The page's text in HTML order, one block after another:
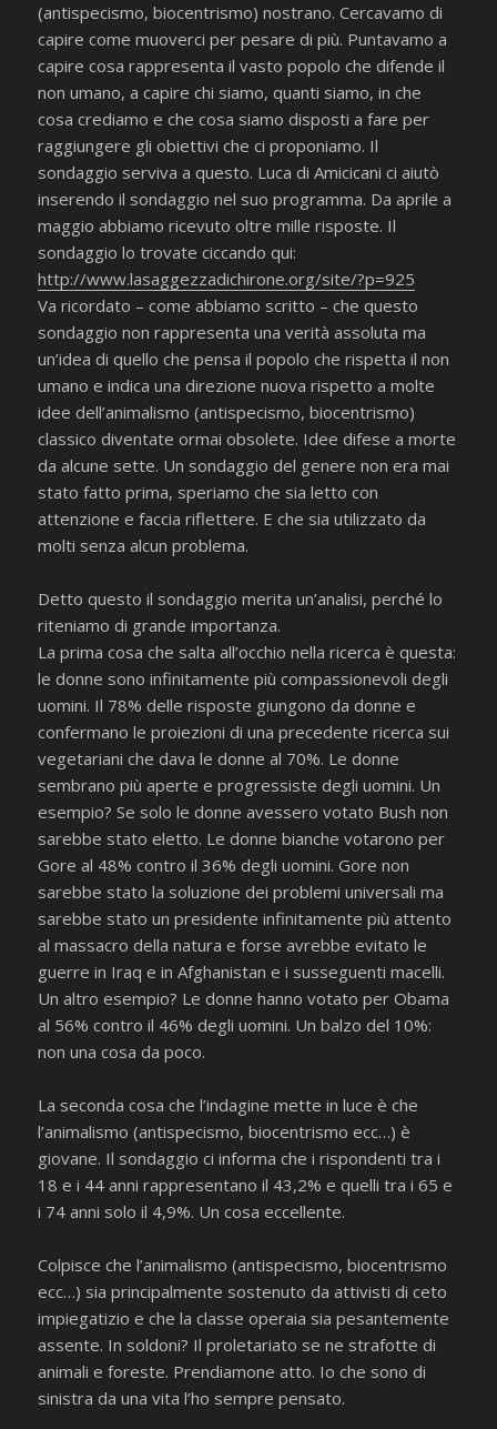
(antispecismo, biocentrismo) nostrano. Cercavamo di
capire come muoverci per pesare di più. Puntavamo a
capire cosa rappresenta il vasto popolo che difende il
non umano, a capire chi siamo, quanti siamo, in che
cosa crediamo e che cosa siamo disposti a fare per
raggiungere gli obiettivi che ci proponiamo. Il
sondaggio serviva a questo. Luca di Amicicani ci aiutò
inserendo il sondaggio nel suo programma. Da aprile a
maggio abbiamo ricevuto oltre mille risposte. Il
sondaggio lo trovate ciccando qui:
http://www.lasaggezzadichirone.org/site/?p=925
Va ricordato – come abbiamo scritto – che questo
sondaggio non rappresenta una verità assoluta ma
un’idea di quello che pensa il popolo che rispetta il non
umano e indica una direzione nuova rispetto a molte
idee dell’animalismo (antispecismo, biocentrismo)
classico diventate ormai obsolete. Idee difese a morte
da alcune sette. Un sondaggio del genere non era mai
stato fatto prima, speriamo che sia letto con
attenzione e faccia riflettere. E che sia utilizzato da
molti senza alcun problema.
Detto questo il sondaggio merita un’analisi, perché lo
riteniamo di grande importanza.
La prima cosa che salta all’occhio nella ricerca è questa:
le donne sono infinitamente più compassionevoli degli
uomini. Il 78% delle risposte giungono da donne e
confermano le proiezioni di una precedente ricerca sui
vegetariani che dava le donne al 70%. Le donne
sembrano più aperte e progressiste degli uomini. Un
esempio? Se solo le donne avessero votato Bush non
sarebbe stato eletto. Le donne bianche votarono per
Gore al 48% contro il 36% degli uomini. Gore non
sarebbe stato la soluzione dei problemi universali ma
sarebbe stato un presidente infinitamente più attento
al massacro della natura e forse avrebbe evitato le
guerre in Iraq e in Afghanistan e i susseguenti macelli.
Un altro esempio? Le donne hanno votato per Obama
al 56% contro il 46% degli uomini. Un balzo del 10%:
non una cosa da poco.
La seconda cosa che l’indagine mette in luce è che
l’animalismo (antispecismo, biocentrismo ecc…) è
giovane. Il sondaggio ci informa che i rispondenti tra i
18 e i 44 anni rappresentano il 43,2% e quelli tra i 65 e
i 74 anni solo il 4,9%. Un cosa eccellente.
Colpisce che l’animalismo (antispecismo, biocentrismo
ecc…) sia principalmente sostenuto da attivisti di ceto
impiegatizio e che la classe operaia sia pesantemente
assente. In soldoni? Il proletariato se ne strafotte di
animali e foreste. Prendiamone atto. Io che sono di
sinistra da una vita l’ho sempre pensato.